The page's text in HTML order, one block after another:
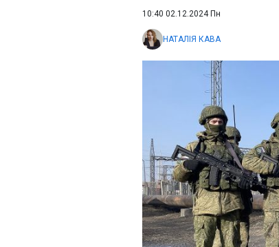
10:40 02.12.2024 Пн
НАТАЛІЯ КАВА